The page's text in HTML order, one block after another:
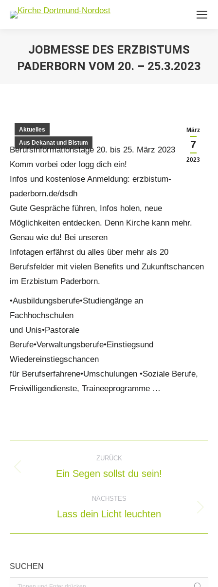
JOBMESSE DES ERZBISTUMS
PADERBORN VOM 20. – 25.3.2023
März
7
2023
Aktuelles
Aus Dekanat und Bistum
Berufsinformationstage 20. bis 25. März 2023
Komm vorbei oder logg dich ein!
Infos und kostenlose Anmeldung: erzbistum-
paderborn.de/dsdh
Gute Gespräche führen, Infos holen, neue
Möglichkeiten entdecken. Denn Kirche kann mehr.
Genau wie du! Bei unseren
Infotagen erfährst du alles über mehr als 20
Berufsfelder mit vielen Benefits und Zukunftschancen
im Erzbistum Paderborn.
•Ausbildungsberufe•Studiengänge an
Fachhochschulen
und Unis•Pastorale
Berufe•Verwaltungsberufe•Einstiegsund
Wiedereinstiegschancen
für Berufserfahrene•Umschulungen •Soziale Berufe,
Freiwilligendienste, Traineeprogramme …
Kommentarnavigation
ZURÜCK
Vorheriger
Ein Segen sollst du sein!
NÄCHSTES
Nächster
Lass dein Licht leuchten
SUCHEN